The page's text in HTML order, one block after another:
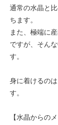
通常の水晶と
ちます。
また、極端に
ですが、そん
す。
身に着けるの
す。
【水晶からの